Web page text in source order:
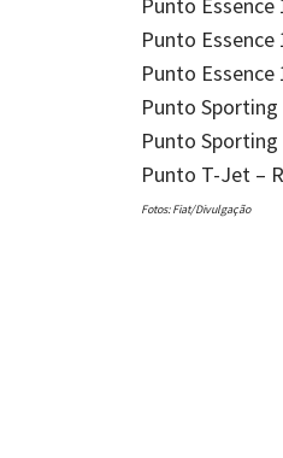
Punto Essence
Punto Essence
Punto Essence
Punto Sporting
Punto Sporting
Punto T-Jet –
Fotos: Fiat/Divulgação